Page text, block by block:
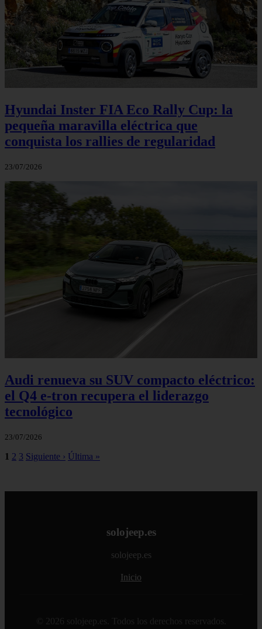
Hyundai Inster FIA Eco Rally Cup: la
pequeña maravilla eléctrica que
conquista los rallies de regularidad
23/07/2026
Audi renueva su SUV compacto eléctrico:
el Q4 e‑tron recupera el liderazgo
tecnológico
23/07/2026
1 2 3 Siguiente › Última »
solojeep.es
solojeep.es
Inicio
© 2026 solojeep.es. Todos los derechos reservados.